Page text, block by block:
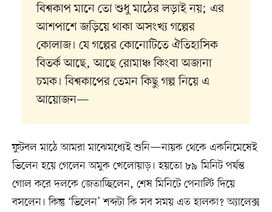
বিশ্বকাপ মানে তো শুধু মাঠের লড়াই নয়; এর
আশপাশে জড়িয়ে থাকা অসংখ্য গল্পের
কোলাজ। যে গল্পের কোনোটিতে ঐতিহাসিক
বিতর্ক আছে, আছে রোমাঞ্চ কিংবা অজানা
চমক। বিশ্বকাপের তেমন কিছু গল্প নিয়ে এ
আয়োজন—
ফুটবল মাঠে আমরা মাঝেমধ্যেই শুনি—নায়ক থেকে একনিমেষেই
ভিলেন হয়ে গেলেন অমুক খেলোয়াড়। হয়তো ৮৯ মিনিট পর্যন্ত
গোল করে দলকে জেতাচ্ছিলেন, শেষ মিনিটে পেনাল্টি দিয়ে
বসলেন। কিন্তু ‘ভিলেন’ শব্দটা কি সব সময় এত হালকা? অ্যালেক্স